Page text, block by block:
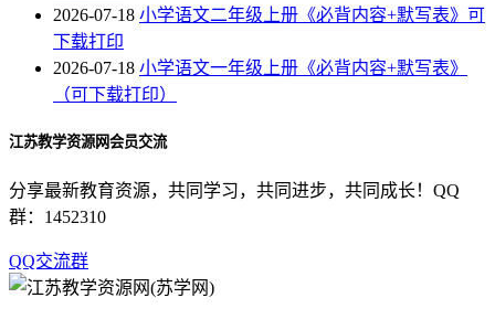
2026-07-18 小学语文二年级上册《必背内容+默写表》可
下载打印
2026-07-18 小学语文一年级上册《必背内容+默写表》
（可下载打印）
江苏教学资源网会员交流
分享最新教育资源，共同学习，共同进步，共同成长！QQ
群：1452310
QQ交流群